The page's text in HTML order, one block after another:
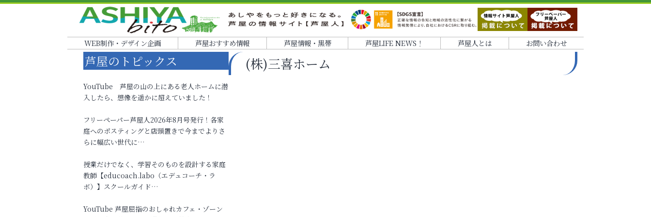
WEB制作・デザイン企画 芦屋おすすめ情報 芦屋情報・黒帯 芦屋LIFE NEWS！ 芦屋人とは お問い合わせ
(株)三喜ホーム
芦屋のトピックス
YouTube 芦屋の山の上にある老人ホームに潜
入したら、想像を遥かに超えていました！
フリーペーパー芦屋人2026年8月号発行！各家
庭へのポスティングと店頭置きで今までよりさ
らに幅広い世代に…
授業だけでなく、学習そのものを設計する家庭
教師【educoach.labo（エデュコーチ・ラ
ボ）】スクールガイド…
YouTube 芦屋屈指のおしゃれカフェ・ゾーン